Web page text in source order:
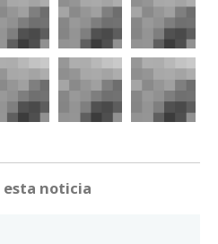
esta noticia